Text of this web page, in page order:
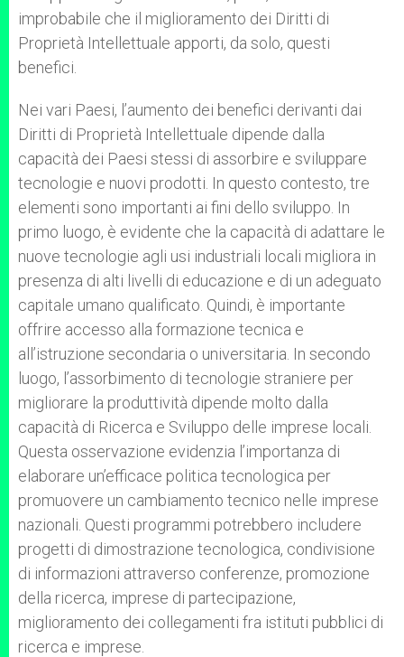
improbabile che il miglioramento dei Diritti di
Proprietà Intellettuale apporti, da solo, questi
benefici.
Nei vari Paesi, l’aumento dei benefici derivanti dai
Diritti di Proprietà Intellettuale dipende dalla
capacità dei Paesi stessi di assorbire e sviluppare
tecnologie e nuovi prodotti. In questo contesto, tre
elementi sono importanti ai fini dello sviluppo. In
primo luogo, è evidente che la capacità di adattare le
nuove tecnologie agli usi industriali locali migliora in
presenza di alti livelli di educazione e di un adeguato
capitale umano qualificato. Quindi, è importante
offrire accesso alla formazione tecnica e
all’istruzione secondaria o universitaria. In secondo
luogo, l’assorbimento di tecnologie straniere per
migliorare la produttività dipende molto dalla
capacità di Ricerca e Sviluppo delle imprese locali.
Questa osservazione evidenzia l’importanza di
elaborare un’efficace politica tecnologica per
promuovere un cambiamento tecnico nelle imprese
nazionali. Questi programmi potrebbero includere
progetti di dimostrazione tecnologica, condivisione
di informazioni attraverso conferenze, promozione
della ricerca, imprese di partecipazione,
miglioramento dei collegamenti fra istituti pubblici di
ricerca e imprese.